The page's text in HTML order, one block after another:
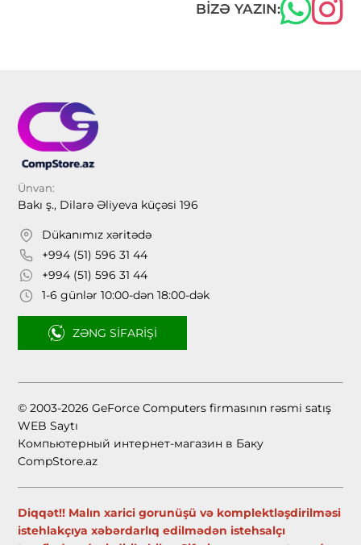
BIZƏ YAZIN:
Ünvan:
Bakı ş., Dilarə Əliyeva küçəsi 196
Dükanımız xəritədə
+994 (51) 596 31 44
+994 (51) 596 31 44
1-6 günlər 10:00-dən 18:00-dək
ZƏNG SIFARIŞI
© 2003-2026 GeForce Computers firmasının rəsmi satış
WEB Saytı
Компьютерный интернет-магазин в Баку
CompStore.az
Diqqət!! Malın xarici gorunüşü və komplektləşdirilməsi
istehlakçıya xəbərdarlıq edilmədən istehsalçı